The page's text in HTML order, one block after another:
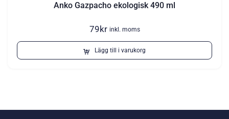
Anko Gazpacho ekologisk 490 ml
79kr inkl. moms
Lägg till i varukorg